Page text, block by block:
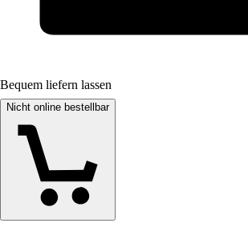
Bequem liefern lassen
Nicht online bestellbar